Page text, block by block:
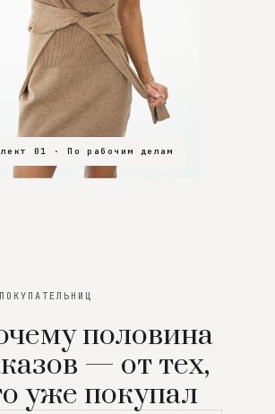
01 · По рабочим делам
02 · В зал
03 · На особенный вечер
половина
— от тех,
уже покупал